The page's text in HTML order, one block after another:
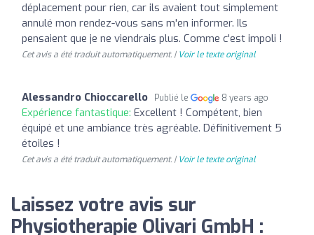
déplacement pour rien, car ils avaient tout simplement
annulé mon rendez-vous sans m'en informer. Ils
pensaient que je ne viendrais plus. Comme c'est impoli !
Cet avis a été traduit automatiquement. | Voir le texte original
Alessandro Chioccarello Publié le 8 years ago
Expérience fantastique: Excellent ! Compétent, bien
équipé et une ambiance très agréable. Définitivement 5
étoiles !
Cet avis a été traduit automatiquement. | Voir le texte original
Laissez votre avis sur
Physiotherapie Olivari GmbH :